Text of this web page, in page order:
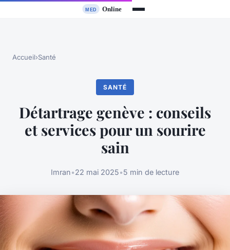
Accueil›Santé
SANTÉ
Détartrage genève : conseils
et services pour un sourire
sain
Imran•22 mai 2025•5 min de lecture